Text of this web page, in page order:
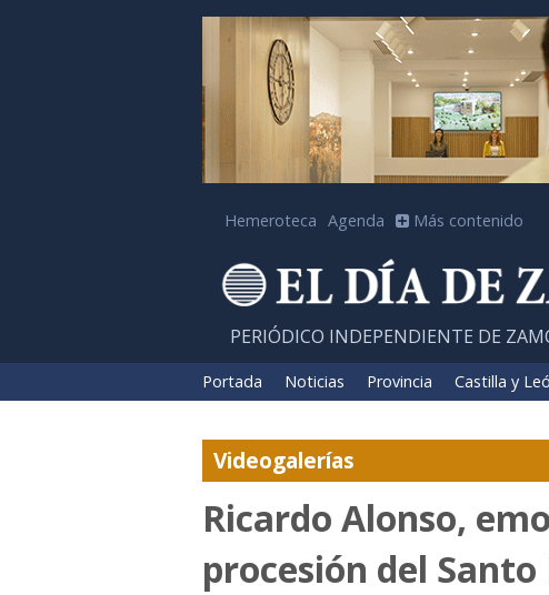
Hemeroteca Agenda Más contenido
PERIÓDICO INDEPENDIENTE DE
Portada Noticias Provincia Castilla y
Videogalerías
Ricardo Alonso,
procesión del